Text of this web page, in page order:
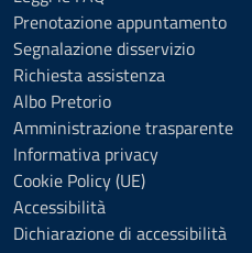
Prenotazione appuntamento
Segnalazione disservizio
Richiesta assistenza
Albo Pretorio
Amministrazione trasparente
Informativa privacy
Cookie Policy (UE)
Accessibilità
Dichiarazione di accessibilità